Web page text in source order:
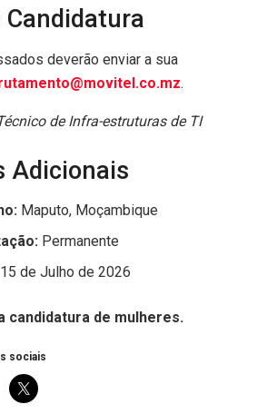
Candidatura
deverão enviar a sua
.
de Infra-estruturas de TI
Adicionais
Maputo, Moçambique
Permanente
15 de Julho de 2026
candidatura de mulheres.
sociais